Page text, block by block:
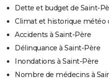
Dette et budget de Saint-
Climat et historique météo
Accidents à Saint-Père
Délinquance à Saint-Père
Inondations à Saint-Père
Nombre de médecins à